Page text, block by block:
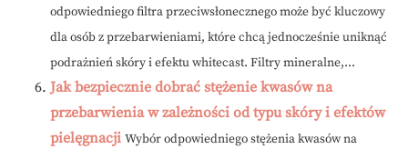
odpowiedniego filtra przeciwsłonecznego może być kluczowy
dla osób z przebarwieniami, które chcą jednocześnie uniknąć
podrażnień skóry i efektu whitecast. Filtry mineralne,...
Jak bezpiecznie dobrać stężenie kwasów na
przebarwienia w zależności od typu skóry i efektów
pielęgnacji Wybór odpowiedniego stężenia kwasów na